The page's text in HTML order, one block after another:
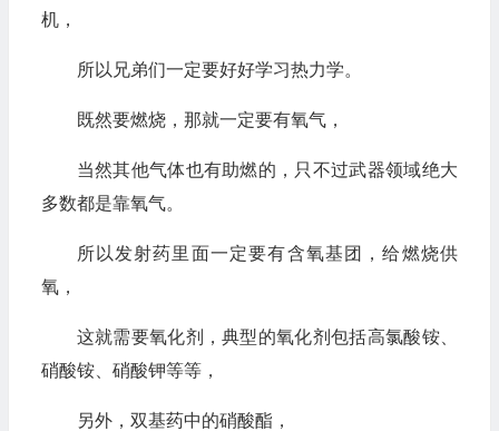
机，
所以兄弟们一定要好好学习热力学。
既然要燃烧，那就一定要有氧气，
当然其他气体也有助燃的，只不过武器领域绝大
多数都是靠氧气。
所以发射药里面一定要有含氧基团，给燃烧供
氧，
这就需要氧化剂，典型的氧化剂包括高氯酸铵、
硝酸铵、硝酸钾等等，
另外，双基药中的硝酸酯，